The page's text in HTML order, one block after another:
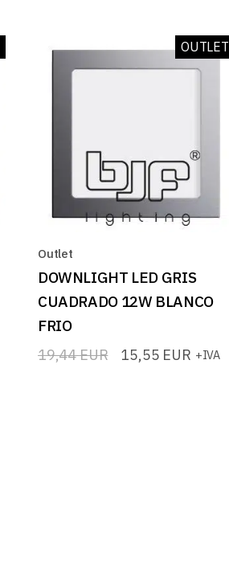
OUTLET
Outlet
DOWNLIGHT LED GRIS
CUADRADO 12W BLANCO
FRIO
19,44EUR
El 15,55 EUR
El +IVA